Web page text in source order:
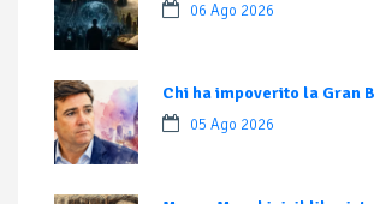
06 Ago 2026
Chi ha impoverito la Gran
05 Ago 2026